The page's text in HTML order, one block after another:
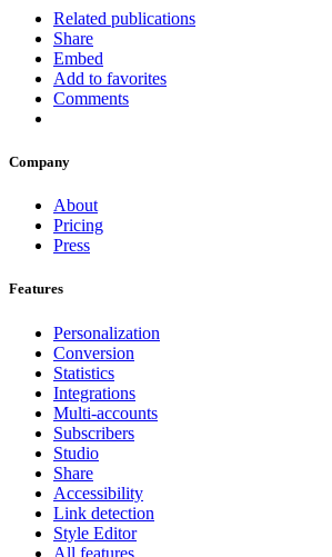
Related publications
Share
Embed
Add to favorites
Comments
Company
About
Pricing
Press
Features
Personalization
Conversion
Statistics
Integrations
Multi-accounts
Subscribers
Studio
Share
Accessibility
Link detection
Style Editor
All features